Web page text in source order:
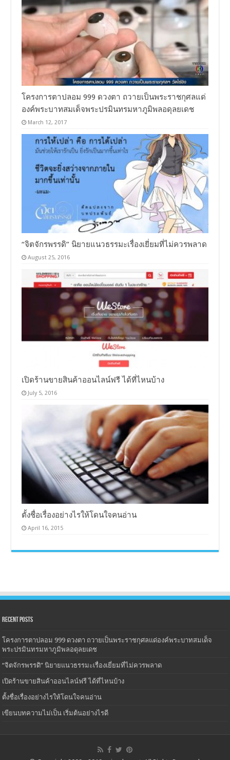
โครงการตาปลอม 999 ดวงตา ถวายเป็นพระราชกุศลแด่
องค์พระบาทสมเด็จพระปรมินทรมหาภูมิพลอดุลยเดช
March 12, 2017
“จิตจักรพรรดิ” นิยายแนวธรรมะเรื่องเยี่ยมที่ไม่ควรพลาด
August 25, 2016
เปิดร้านขายสินค้าออนไลน์ฟรี ได้ที่ไหนบ้าง
July 5, 2016
ตั้งชื่อเรื่องอย่างไรให้โดนใจคนอ่าน
April 16, 2015
Recent Posts
โครงการตาปลอม 999 ดวงตา ถวายเป็นพระราชกุศลแด่องค์พระบาทสมเด็จ
พระปรมินทรมหาภูมิพลอดุลยเดช
“จิตจักรพรรดิ” นิยายแนวธรรมะเรื่องเยี่ยมที่ไม่ควรพลาด
เปิดร้านขายสินค้าออนไลน์ฟรี ได้ที่ไหนบ้าง
ตั้งชื่อเรื่องอย่างไรให้โดนใจคนอ่าน
เขียนบทความไม่เป็น เริ่มต้นอย่างไรดี